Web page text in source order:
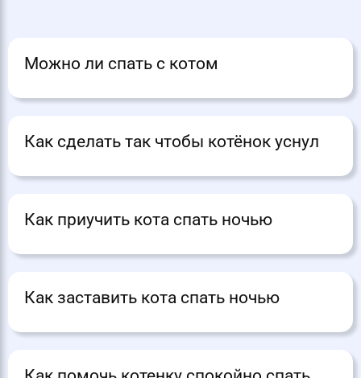
Можно ли спать с котом
Как сделать так чтобы котёнок уснул
Как приучить кота спать ночью
Как заставить кота спать ночью